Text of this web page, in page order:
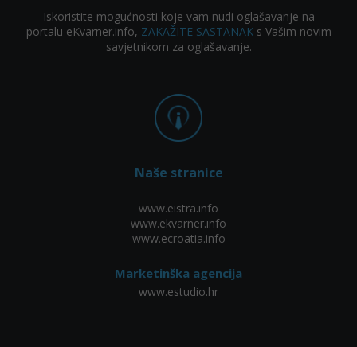
Iskoristite mogućnosti koje vam nudi oglašavanje na
portalu eKvarner.info, ZAKAŽITE SASTANAKs Vašim novim
savjetnikom za oglašavanje.
Naše stranice
www.eistra.info
www.ekvarner.info
www.ecroatia.info
Marketinška agencija
www.estudio.hr